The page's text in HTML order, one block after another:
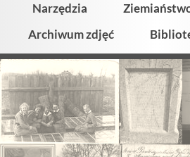
Narzędzia
Archiwum zdjęć